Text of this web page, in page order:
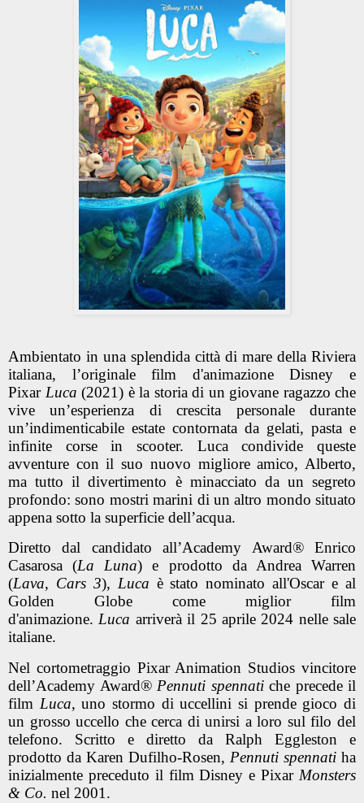
Ambientato in una splendida città di mare della Riviera
italiana, l’originale film d'animazione Disney e
Pixar Luca (2021) è la storia di un giovane ragazzo che
vive un’esperienza di crescita personale durante
un’indimenticabile estate contornata da gelati, pasta e
infinite corse in scooter. Luca condivide queste
avventure con il suo nuovo migliore amico, Alberto,
ma tutto il divertimento è minacciato da un segreto
profondo: sono mostri marini di un altro mondo situato
appena sotto la superficie dell’acqua.
Diretto dal candidato all’Academy Award® Enrico
Casarosa (La Luna) e prodotto da Andrea Warren
(Lava, Cars 3), Luca è stato nominato all'Oscar e al
Golden Globe come miglior film
d'animazione.Luca arriverà il 25 aprile 2024 nelle sale
italiane.
Nel cortometraggio Pixar Animation Studios vincitore
dell’Academy Award® Pennuti spennatiche precede il
film Luca, uno stormo di uccellini si prende gioco di
un grosso uccello che cerca di unirsi a loro sul filo del
telefono. Scritto e diretto da Ralph Eggleston e
prodotto da Karen Dufilho-Rosen, Pennuti spennati ha
inizialmente preceduto il film Disney e Pixar Monsters
& Co. nel 2001.